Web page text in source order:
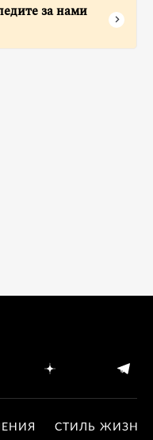
за нами
СТИЛЬ ЖИЗНИ